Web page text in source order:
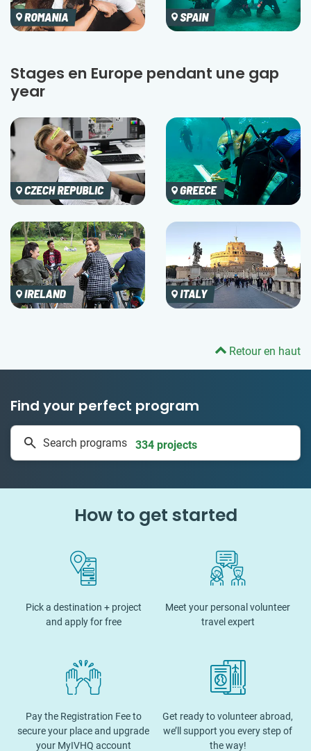
Stages en Europe pendant une gap
year
Retour en haut
Find your perfect program
Search programs 334 projects
How to get started
Pick a destination + project
and apply for free
Meet your personal volunteer
travel expert
Pay the Registration Fee to
secure your place and upgrade
your MyIVHQ account
Get ready to volunteer abroad,
we’ll support you every step of
the way!